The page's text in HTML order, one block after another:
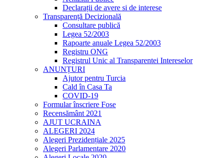
Declarații de avere si de interese
Transparență Decizională
Consultare publică
Legea 52/2003
Rapoarte anuale Legea 52/2003
Registru ONG
Registrul Unic al Transparentei Intereselor
ANUNȚURI
Ajutor pentru Turcia
Cald în Casa Ta
COVID-19
Formular înscriere Fose
Recensământ 2021
AJUT UCRAINA
ALEGERI 2024
Alegeri Prezidențiale 2025
Alegeri Parlamentare 2020